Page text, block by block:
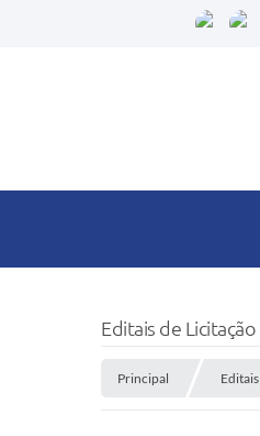
Editais de Licitação
Principal Editais